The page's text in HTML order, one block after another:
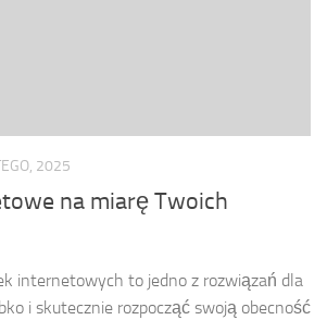
2025
na miarę Twoich
internetowych to jedno z rozwiązań dla
i skutecznie rozpocząć swoją obecność